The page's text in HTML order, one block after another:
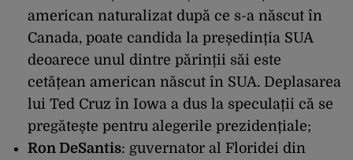
american naturalizat după ce s-a născut în
Canada, poate candida la președinția SUA
deoarece unul dintre părinții săi este
cetățean american născut în SUA. Deplasarea
lui Ted Cruz în Iowa a dus la speculații că se
pregătește pentru alegerile prezidențiale;
Ron DeSantis: guvernator al Floridei din